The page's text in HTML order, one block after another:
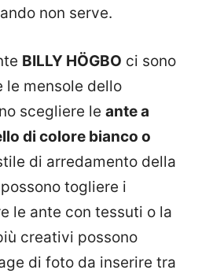
non serve.
BILLY HÖGBO ci sono
le mensole dello
scegliere le ante a
di colore bianco o
di arredamento della
togliere i
le ante con tessuti o la
creativi possono
di foto da inserire tra